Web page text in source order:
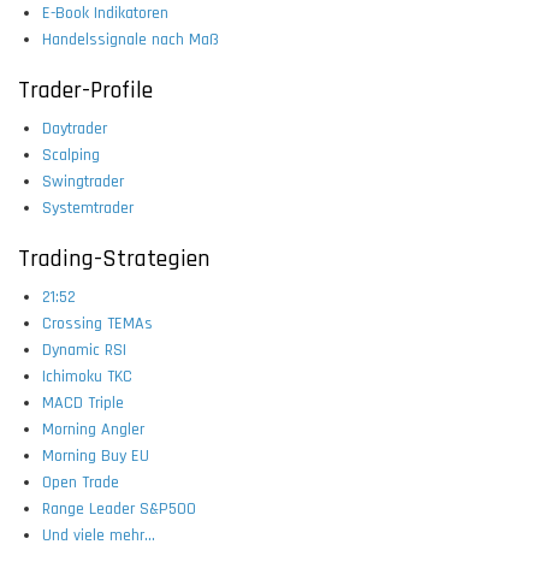
E-Book Indikatoren
Handelssignale nach Maß
Trader-Profile
Daytrader
Scalping
Swingtrader
Systemtrader
Trading-Strategien
21:52
Crossing TEMAs
Dynamic RSI
Ichimoku TKC
MACD Triple
Morning Angler
Morning Buy EU
Open Trade
Range Leader S&P500
Und viele mehr...